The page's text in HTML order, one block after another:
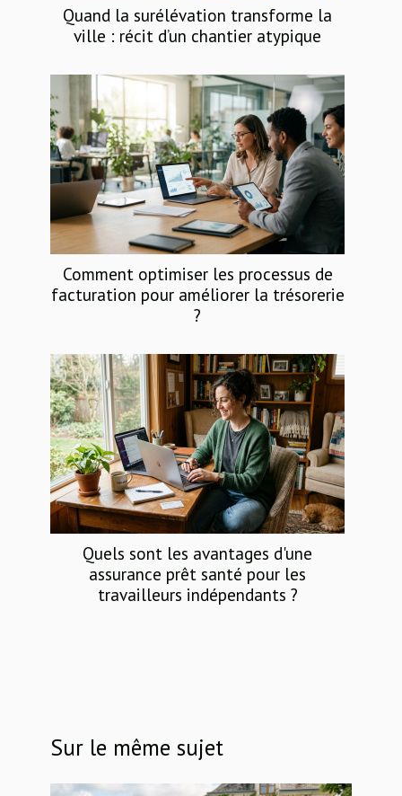
Quand la surélévation transforme la
ville : récit d’un chantier atypique
Comment optimiser les processus de
facturation pour améliorer la trésorerie
?
Quels sont les avantages d'une
assurance prêt santé pour les
travailleurs indépendants ?
Sur le même sujet